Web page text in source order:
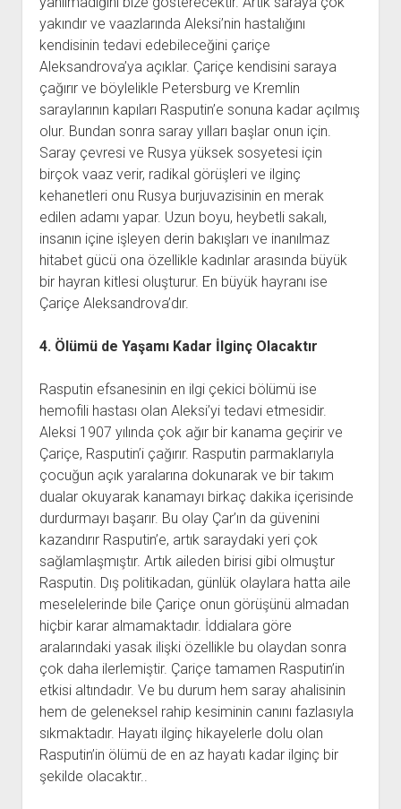
yakındır ve vaazlarında Aleksi’nin hastalığını
kendisinin tedavi edebileceğini çariçe
Aleksandrova’ya açıklar. Çariçe kendisini saraya
çağırır ve böylelikle Petersburg ve Kremlin
saraylarının kapıları Rasputin’e sonuna kadar açılmış
olur. Bundan sonra saray yılları başlar onun için.
Saray çevresi ve Rusya yüksek sosyetesi için
birçok vaaz verir, radikal görüşleri ve ilginç
kehanetleri onu Rusya burjuvazisinin en merak
edilen adamı yapar. Uzun boyu, heybetli sakalı,
insanın içine işleyen derin bakışları ve inanılmaz
hitabet gücü ona özellikle kadınlar arasında büyük
bir hayran kitlesi oluşturur. En büyük hayranı ise
Çariçe Aleksandrova’dır.
4. Ölümü de Yaşamı Kadar İlginç Olacaktır
Rasputin efsanesinin en ilgi çekici bölümü ise
hemofili hastası olan Aleksi’yi tedavi etmesidir.
Aleksi 1907 yılında çok ağır bir kanama geçirir ve
Çariçe, Rasputin’i çağırır. Rasputin parmaklarıyla
çocuğun açık yaralarına dokunarak ve bir takım
dualar okuyarak kanamayı birkaç dakika içerisinde
durdurmayı başarır. Bu olay Çar’ın da güvenini
kazandırır Rasputin’e, artık saraydaki yeri çok
sağlamlaşmıştır. Artık aileden birisi gibi olmuştur
Rasputin. Dış politikadan, günlük olaylara hatta aile
meselelerinde bile Çariçe onun görüşünü almadan
hiçbir karar almamaktadır. İddialara göre
aralarındaki yasak ilişki özellikle bu olaydan sonra
çok daha ilerlemiştir. Çariçe tamamen Rasputin’in
etkisi altındadır. Ve bu durum hem saray ahalisinin
hem de geleneksel rahip kesiminin canını fazlasıyla
sıkmaktadır. Hayatı ilginç hikayelerle dolu olan
Rasputin’in ölümü de en az hayatı kadar ilginç bir
şekilde olacaktır..